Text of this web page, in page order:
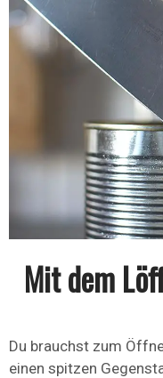
Mit dem
Du brauchst zum
einen spitzen